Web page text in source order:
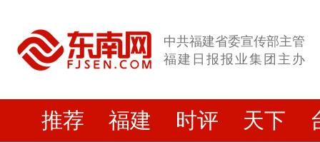
中共福建省委宣传部主管
福建日报报业集团主办
推荐 福建 时评 天下